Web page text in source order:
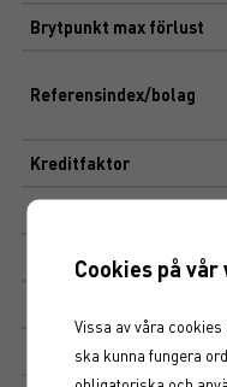
Brytpunkt max förlust
Referensindex/bolag
Kreditfaktor
Kreditrisk start
Kreditrisk slut
Produktegenskaper
Cookies på
Vissa av våra
ska kunna fungera